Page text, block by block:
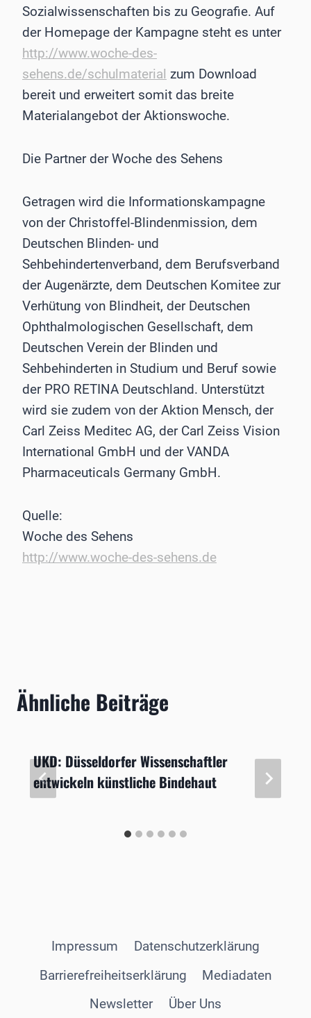
Sozialwissenschaften bis zu Geografie. Auf
der Homepage der Kampagne steht es unter
http://www.woche-des-
sehens.de/schulmaterial zum Download
bereit und erweitert somit das breite
Materialangebot der Aktionswoche.
Die Partner der Woche des Sehens
Getragen wird die Informationskampagne
von der Christoffel-Blindenmission, dem
Deutschen Blinden- und
Sehbehindertenverband, dem Berufsverband
der Augenärzte, dem Deutschen Komitee zur
Verhütung von Blindheit, der Deutschen
Ophthalmologischen Gesellschaft, dem
Deutschen Verein der Blinden und
Sehbehinderten in Studium und Beruf sowie
der PRO RETINA Deutschland. Unterstützt
wird sie zudem von der Aktion Mensch, der
Carl Zeiss Meditec AG, der Carl Zeiss Vision
International GmbH und der VANDA
Pharmaceuticals Germany GmbH.
Quelle:
Woche des Sehens
http://www.woche-des-sehens.de
Ähnliche Beiträge
UKD: Düsseldorfer Wissenschaftler
entwickeln künstliche Bindehaut
Impressum
Datenschutzerklärung
Barrierefreiheitserklärung
Mediadaten
Newsletter
Über Uns